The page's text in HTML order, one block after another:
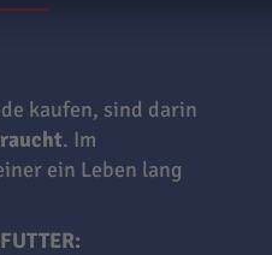
kaufen, sind darin
. Im
ein Leben lang